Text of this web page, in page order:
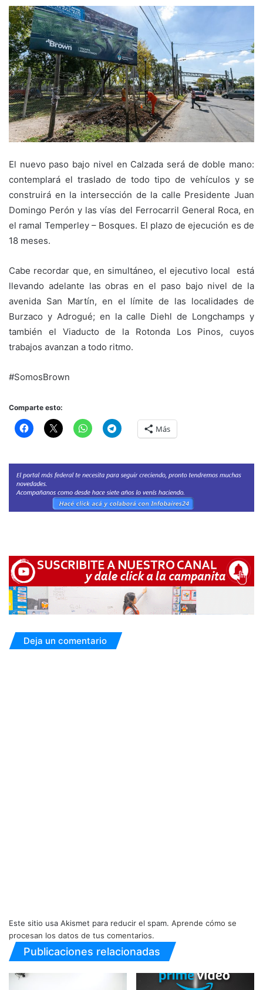
El nuevo paso bajo nivel en Calzada será de doble mano:
contemplará el traslado de todo tipo de vehículos y se
construirá en la intersección de la calle Presidente Juan
Domingo Perón y las vías del Ferrocarril General Roca, en
el ramal Temperley – Bosques. El plazo de ejecución es de
18 meses.
Cabe recordar que, en simultáneo, el ejecutivo local está
llevando adelante las obras en el paso bajo nivel de la
avenida San Martín, en el límite de las localidades de
Burzaco y Adrogué; en la calle Diehl de Longchamps y
también el Viaducto de la Rotonda Los Pinos, cuyos
trabajos avanzan a todo ritmo.
#SomosBrown
Comparte esto:
Más
Deja un comentario
Este sitio usa Akismet para reducir el spam. Aprende cómo se
procesan los datos de tus comentarios.
Publicaciones relacionadas